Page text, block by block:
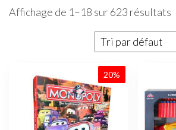
Affichage de 1–18 sur 623 résultats
20%